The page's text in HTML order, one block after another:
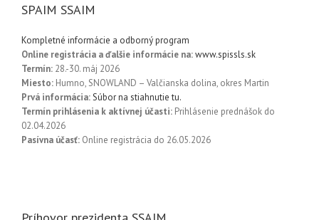
SPAIM SSAIM
Kompletné informácie a odborný program
Online registrácia a ďalšie informácie na:www.spissls.sk
Termín: 28.-30. máj 2026
Miesto: Humno, SNOWLAND – Valčianska dolina, okres Martin
Prvá informácia:Súbor na stiahnutie tu.
Termín prihlásenia k aktívnej účasti: Prihlásenie prednášok do
02.04.2026
Pasívna účasť: Online registrácia do 26.05.2026